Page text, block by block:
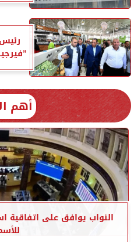
أهم
النواب يوافق على اتفاقية